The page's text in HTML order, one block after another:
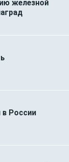
железной
России